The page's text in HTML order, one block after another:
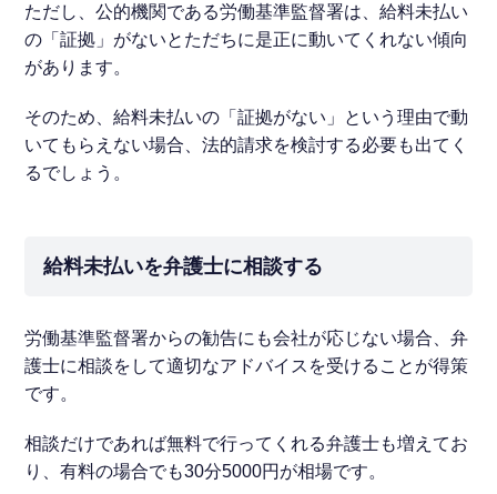
ただし、公的機関である労働基準監督署は、給料未払い
の「証拠」がないとただちに是正に動いてくれない傾向
があります。
そのため、給料未払いの「証拠がない」という理由で動
いてもらえない場合、法的請求を検討する必要も出てく
るでしょう。
給料未払いを弁護士に相談する
労働基準監督署からの勧告にも会社が応じない場合、弁
護士に相談をして適切なアドバイスを受けることが得策
です。
相談だけであれば無料で行ってくれる弁護士も増えてお
り、有料の場合でも30分5000円が相場です。